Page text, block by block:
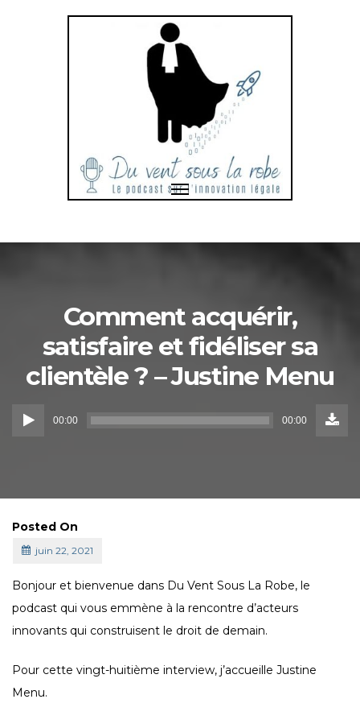
Toggle
Comment acquérir,
satisfaire et fidéliser sa
clientèle ? – Justine Menu
00:00 00:00
()
Posted On
juin 22, 2021
Bonjour et bienvenue dans Du Vent Sous La Robe, le
podcast qui vous emmène à la rencontre d’acteurs
innovants qui construisent le droit de demain.
Pour cette vingt-huitième interview, j’accueille Justine
Menu.